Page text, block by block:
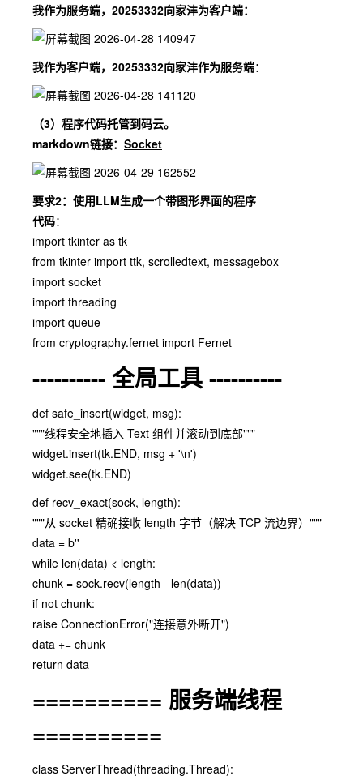
我作为服务端，20253332向家沣为客户端：
我作为客户端，20253332向家沣作为服务端：
（3）程序代码托管到码云。
markdown链接： Socket
要求2：使用LLM生成一个带图形界面的程序
代码：
import tkinter as tk
from tkinter import ttk, scrolledtext, messagebox
import socket
import threading
import queue
from cryptography.fernet import Fernet
---------- 全局工具 ----------
def safe_insert(widget, msg):
"""线程安全地插入 Text 组件并滚动到底部"""
widget.insert(tk.END, msg + '\n')
widget.see(tk.END)
def recv_exact(sock, length):
"""从 socket 精确接收 length 字节（解决 TCP 流边界）"""
data = b''
while len(data) < length:
chunk = sock.recv(length - len(data))
if not chunk:
raise ConnectionError("连接意外断开")
data += chunk
return data
========== 服务端线程
==========
class ServerThread(threading.Thread):